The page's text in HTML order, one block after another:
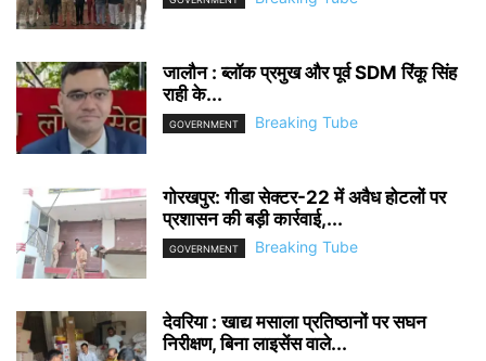
जालौन : ब्लॉक प्रमुख और पूर्व SDM रिंकू सिंह
राही के...
GOVERNMENT Breaking Tube
गोरखपुर: गीडा सेक्टर-22 में अवैध होटलों पर
प्रशासन की बड़ी कार्रवाई,...
GOVERNMENT Breaking Tube
देवरिया : खाद्य मसाला प्रतिष्ठानों पर सघन
निरीक्षण, बिना लाइसेंस वाले...